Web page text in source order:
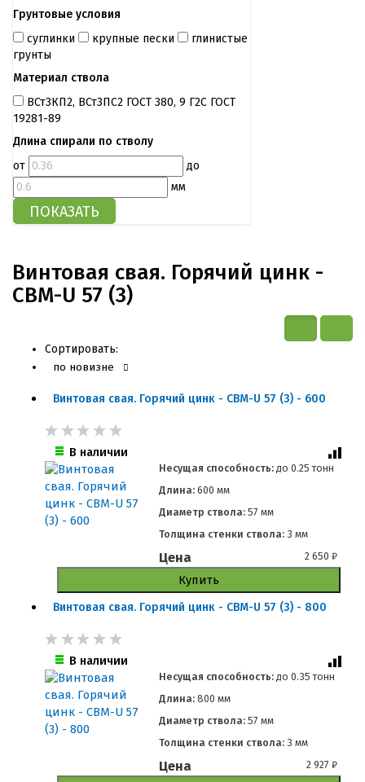
Грунтовые условия
суглинки
крупные пески
глинистые
грунты
Материал ствола
ВСт3КП2, ВСт3ПС2 ГОСТ 380, 9 Г2С ГОСТ
19281-89
Длина спирали по стволу
от
до
мм
Винтовая свая. Горячий цинк -
СВМ-U 57 (3)
Сортировать:
по новизне
Винтовая свая. Горячий цинк - СВМ-U 57 (3) - 600
В наличии
Несущая способность: до 0.25 тонн
Длина:600 мм
Диаметр ствола:57 мм
Толщина стенки ствола:3 мм
Цена 2 650₽
Купить
Винтовая свая. Горячий цинк - СВМ-U 57 (3) - 800
В наличии
Несущая способность: до 0.35 тонн
Длина:800 мм
Диаметр ствола:57 мм
Толщина стенки ствола:3 мм
Цена 2 927₽